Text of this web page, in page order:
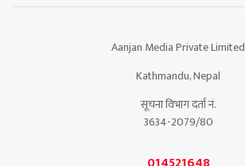
Aanjan Media Private Limited
Kathmandu, Nepal
सूचना विभाग दर्ता नं.
3634-2079/80